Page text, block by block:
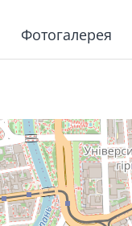
Фотогалерея